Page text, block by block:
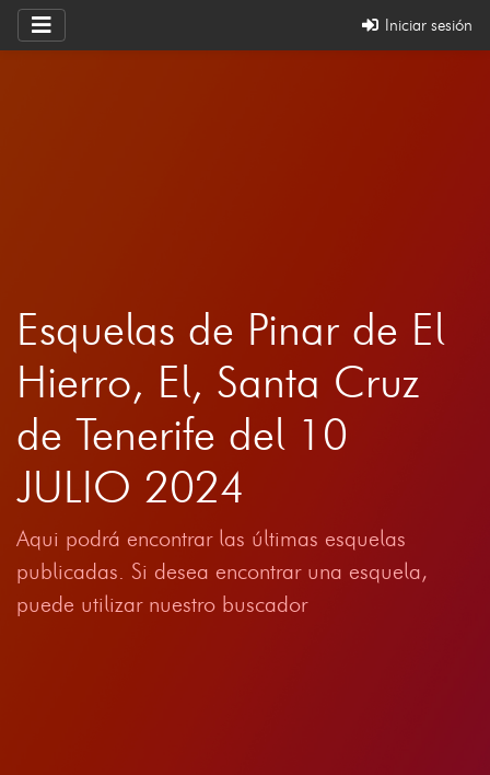
Iniciar sesión
Esquelas de Pinar de El
Hierro, El, Santa Cruz
de Tenerife del 10
JULIO 2024
Aqui podrá encontrar las últimas esquelas
publicadas. Si desea encontrar una esquela,
puede utilizar nuestro buscador